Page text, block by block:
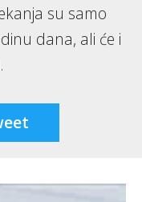
su samo
dana, ali će i